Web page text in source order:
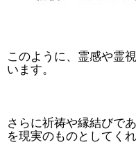
このように、霊感や霊
います。
さらに祈祷や縁結びで
を現実のものとしてくれ